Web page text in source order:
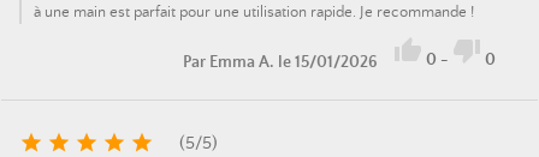
à une main est parfait pour une utilisation rapide. Je recommande !
Par Emma A. le 15/01/2026  0 -  0
     (5/5)